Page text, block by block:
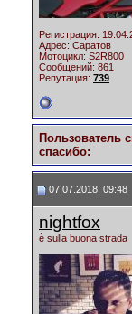
Регистрация:
Адрес: Саратов
Мотоцикл: S2R800
Сообщений: 861
Репутация: 739
Пользователь
cпасибо:
07.07.2018, 09:48
nightfox
è sulla buona strada